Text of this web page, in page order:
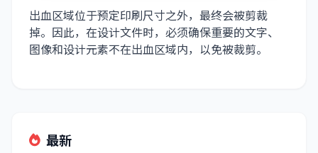
出血区域位于预定印刷尺寸之外，最终会被剪裁
掉。因此，在设计文件时，必须确保重要的文字、
图像和设计元素不在出血区域内，以免被裁剪。
最新